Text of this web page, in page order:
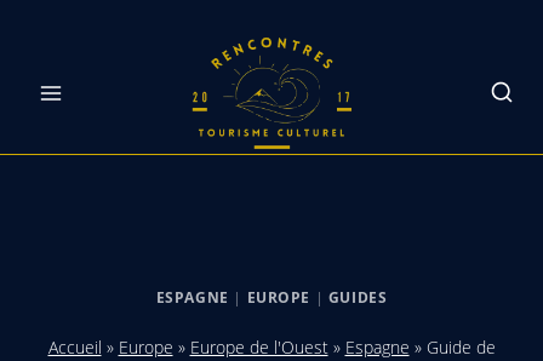
ESPAGNE | EUROPE | GUIDES
Accueil » Europe » Europe de l'Ouest» Espagne » Guide de